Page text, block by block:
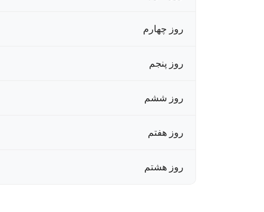
روز چهارم
روز پنجم
روز ششم
روز هفتم
روز هشتم